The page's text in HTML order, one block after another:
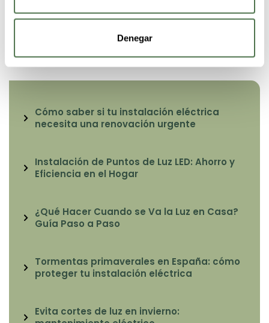
Denegar
Cómo saber si tu instalación eléctrica
necesita una renovación urgente
Instalación de Puntos de Luz LED: Ahorro y
Eficiencia en el Hogar
¿Qué Hacer Cuando se Va la Luz en Casa?
Guía Paso a Paso
Tormentas primaverales en España: cómo
proteger tu instalación eléctrica
Evita cortes de luz en invierno: